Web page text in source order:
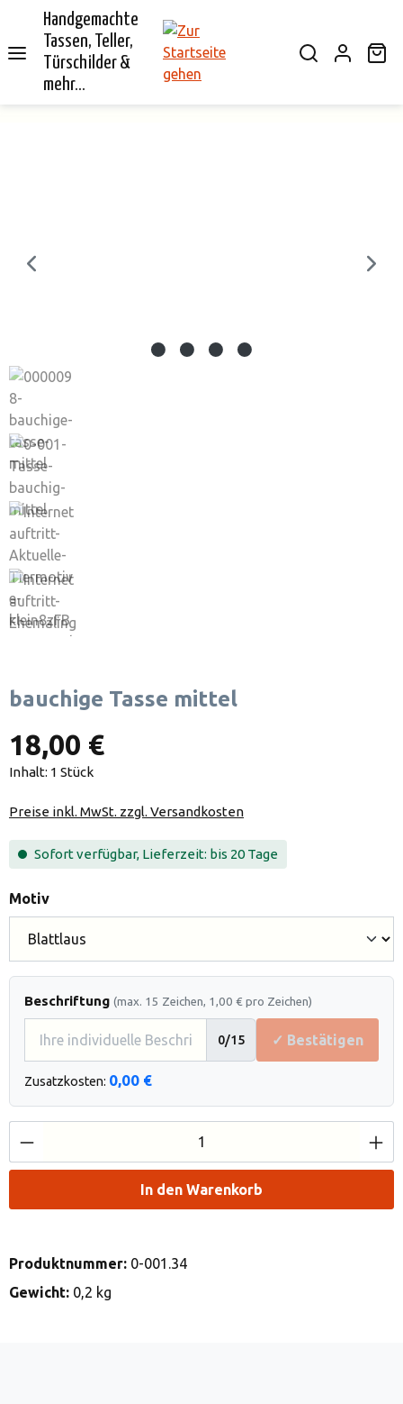
springen
Handgemachte
Tassen, Teller,
Türschilder &
mehr...
bauchige Tasse mittel
18,00 €
Inhalt: 1 Stück
Preise inkl. MwSt. zzgl. Versandkosten
Sofort verfügbar, Lieferzeit: bis 20 Tage
Motivauswählen
Beschriftung (max. 15 Zeichen, 1,00 € pro Zeichen)
0/15 ✓ Bestätigen
Zusatzkosten: 0,00 €
Produkt Anzahl: Gib den gewünschten
In den Warenkorb
Produktnummer: 0-001.34
Gewicht: 0,2 kg